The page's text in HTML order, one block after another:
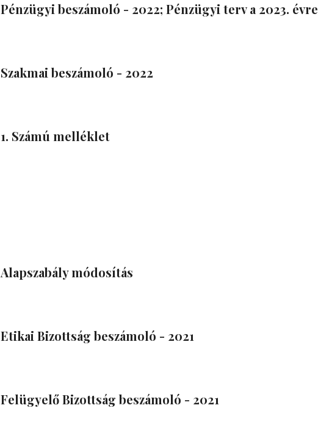
Pénzügyi beszámoló - 2022; Pénzügyi terv a 2023. évre
Szakmai beszámoló - 2022
1. Számú melléklet
Alapszabály módosítás
Etikai Bizottság beszámoló - 2021
Felügyelő Bizottság beszámoló - 2021